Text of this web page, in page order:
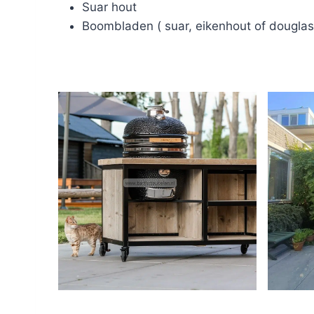
Suar hout
Boombladen ( suar, eikenhout of